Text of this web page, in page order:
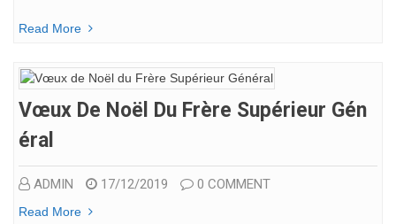
Read More
Vœux De Noël Du Frère Supérieur Gén
Éral
ADMIN 17/12/2019 0 COMMENT
Read More